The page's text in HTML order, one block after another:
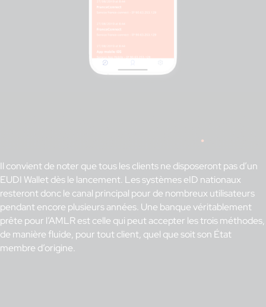
Il convient de noter que tous les clients ne disposeront pas d’un
EUDI Wallet dès le lancement. Les systèmes eID nationaux
resteront donc le canal principal pour de nombreux utilisateurs
pendant encore plusieurs années. Une banque véritablement
prête pour l’AMLR est celle qui peut accepter les trois méthodes,
de manière fluide, pour tout client, quel que soit son État
membre d’origine.